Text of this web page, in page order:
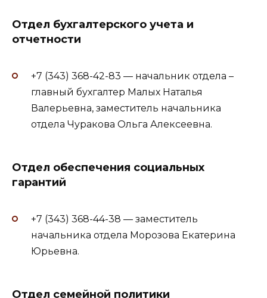
Отдел бухгалтерского учета и
отчетности
+7 (343) 368-42-83 — начальник отдела –
главный бухгалтер Малых Наталья
Валерьевна, заместитель начальника
отдела Чуракова Ольга Алексеевна.
Отдел обеспечения социальных
гарантий
+7 (343) 368-44-38 — заместитель
начальника отдела Морозова Екатерина
Юрьевна​.
Отдел семейной политики